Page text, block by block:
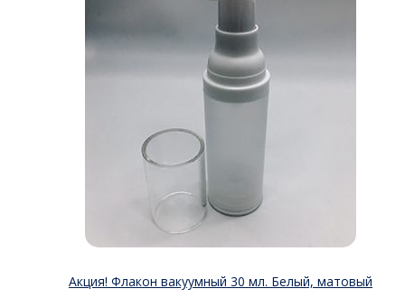
Акция! Флакон вакуумный 30 мл. Белый, матовый